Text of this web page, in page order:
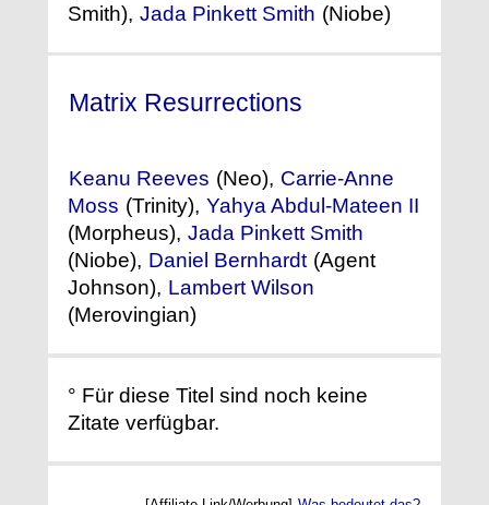
Smith), Jada Pinkett Smith (Niobe)
Matrix Resurrections
Keanu Reeves (Neo), Carrie-Anne
Moss (Trinity), Yahya Abdul-Mateen II
(Morpheus), Jada Pinkett Smith
(Niobe), Daniel Bernhardt (Agent
Johnson), Lambert Wilson
(Merovingian)
° Für diese Titel sind noch keine
Zitate verfügbar.